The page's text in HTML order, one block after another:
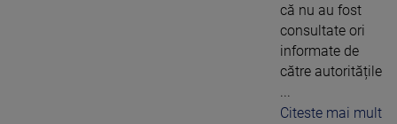
că nu au fost
consultate ori
informate de
către autoritățile
Citeste mai mult